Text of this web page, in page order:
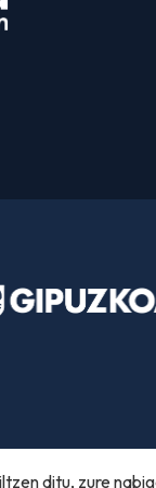
ditu, zure